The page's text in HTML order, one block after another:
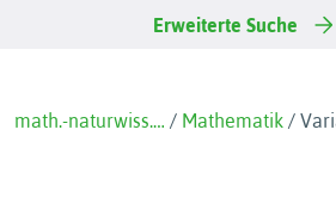
Erweiterte Suche
math.-naturwiss.… / Mathematik /